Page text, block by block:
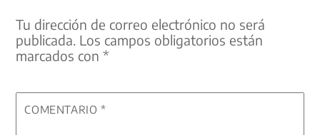
Tu dirección de correo electrónico no será
publicada. Los campos obligatorios están
marcados con*
COMENTARIO*